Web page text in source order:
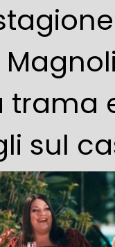
trama
sul